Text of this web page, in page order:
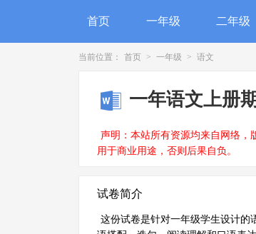
首页 一年级 二年级
当前位置： 首页 > 一年级 > 语文
一年语文上册
声明：本站所有资源均来自网络，
用于商业用途，否则后果自负。
试卷简介
这份试卷是针对一年级学生设计的